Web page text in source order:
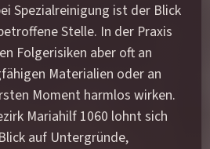
Spezialreinigung ist der Blick
Stelle. In der Praxis
Folgerisiken aber oft an
Materialien oder an
Moment harmlos wirken.
Mariahilf 1060 lohnt sich
auf Untergründe,